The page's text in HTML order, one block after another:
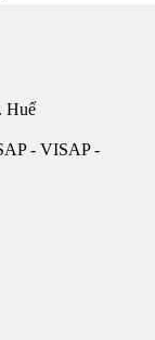
Huế
- VISAP -